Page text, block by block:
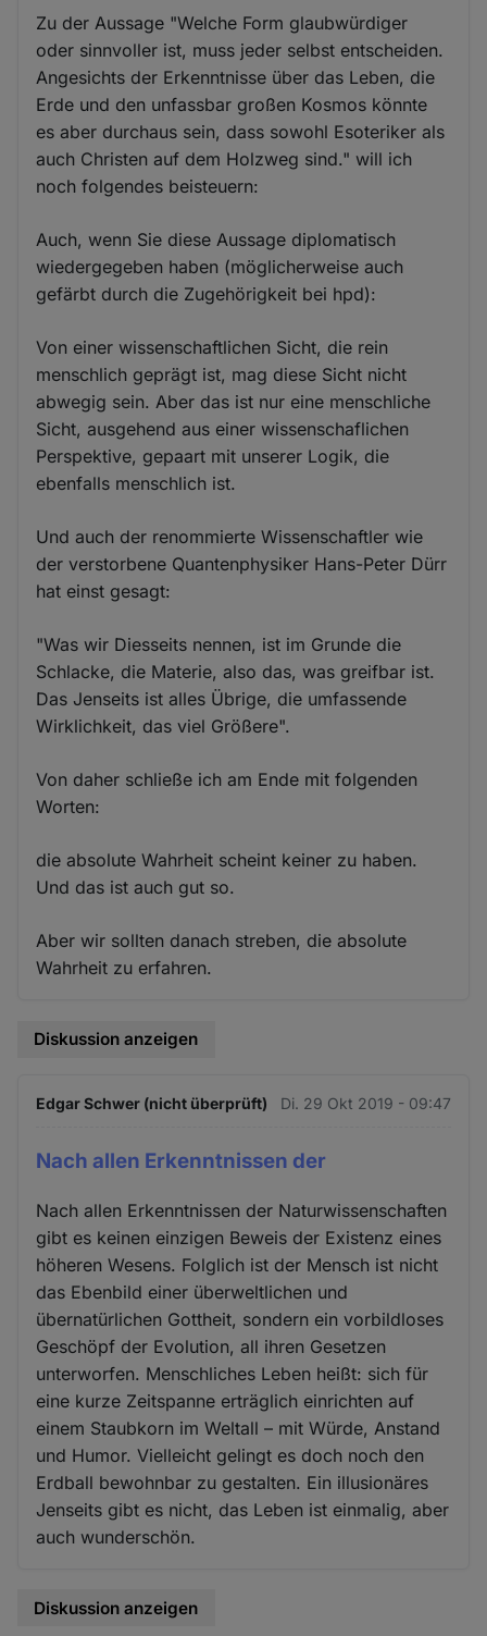
Zu der Aussage "Welche Form glaubwürdiger
oder sinnvoller ist, muss jeder selbst entscheiden.
Angesichts der Erkenntnisse über das Leben, die
Erde und den unfassbar großen Kosmos könnte
es aber durchaus sein, dass sowohl Esoteriker als
auch Christen auf dem Holzweg sind." will ich
noch folgendes beisteuern:
Auch, wenn Sie diese Aussage diplomatisch
wiedergegeben haben (möglicherweise auch
gefärbt durch die Zugehörigkeit bei hpd):
Von einer wissenschaftlichen Sicht, die rein
menschlich geprägt ist, mag diese Sicht nicht
abwegig sein. Aber das ist nur eine menschliche
Sicht, ausgehend aus einer wissenschaflichen
Perspektive, gepaart mit unserer Logik, die
ebenfalls menschlich ist.
Und auch der renommierte Wissenschaftler wie
der verstorbene Quantenphysiker Hans-Peter Dürr
hat einst gesagt:
"Was wir Diesseits nennen, ist im Grunde die
Schlacke, die Materie, also das, was greifbar ist.
Das Jenseits ist alles Übrige, die umfassende
Wirklichkeit, das viel Größere".
Von daher schließe ich am Ende mit folgenden
Worten:
die absolute Wahrheit scheint keiner zu haben.
Und das ist auch gut so.
Aber wir sollten danach streben, die absolute
Wahrheit zu erfahren.
Diskussion anzeigen
Edgar Schwer (nicht überprüft) Di. 29 Okt 2019 - 09:47
Nach allen Erkenntnissen der
Nach allen Erkenntnissen der Naturwissenschaften
gibt es keinen einzigen Beweis der Existenz eines
höheren Wesens. Folglich ist der Mensch ist nicht
das Ebenbild einer überweltlichen und
übernatürlichen Gottheit, sondern ein vorbildloses
Geschöpf der Evolution, all ihren Gesetzen
unterworfen. Menschliches Leben heißt: sich für
eine kurze Zeitspanne erträglich einrichten auf
einem Staubkorn im Weltall – mit Würde, Anstand
und Humor. Vielleicht gelingt es doch noch den
Erdball bewohnbar zu gestalten. Ein illusionäres
Jenseits gibt es nicht, das Leben ist einmalig, aber
auch wunderschön.
Diskussion anzeigen